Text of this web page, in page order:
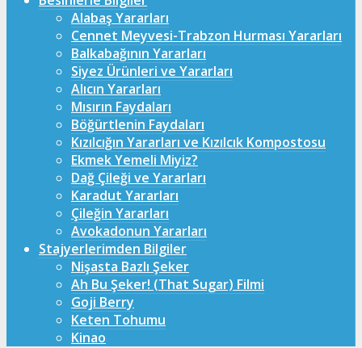
Alabaş Yararları
Cennet Meyvesi-Trabzon Hurması Yararları
Balkabağının Yararları
Siyez Ürünleri ve Yararları
Alıcın Yararları
Mısırın Faydaları
Böğürtlenin Faydaları
Kızılcığın Yararları ve Kızılcık Kompostosu
Ekmek Yemeli Miyiz?
Dağ Çileği ve Yararları
Karadut Yararları
Çileğin Yararları
Avokadonun Yararları
Stajyerlerimden Bilgiler
Nişasta Bazlı Şeker
Ah Bu Şeker! (That Sugar) Filmi
Goji Berry
Keten Tohumu
Kinao